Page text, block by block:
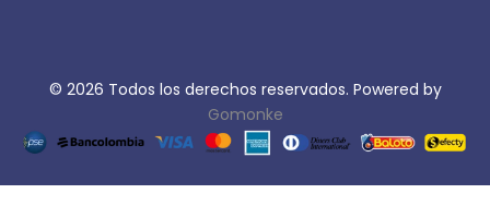
© 2026 Todos los derechos reservados. Powered by
Gomonke